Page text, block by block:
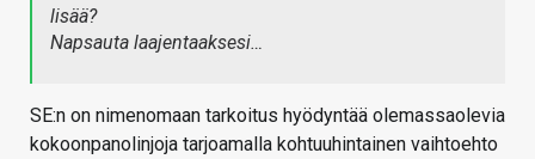
lisää?
Napsauta laajentaaksesi…
SE:n on nimenomaan tarkoitus hyödyntää olemassaolevia
kokoonpanolinjoja tarjoamalla kohtuuhintainen vaihtoehto